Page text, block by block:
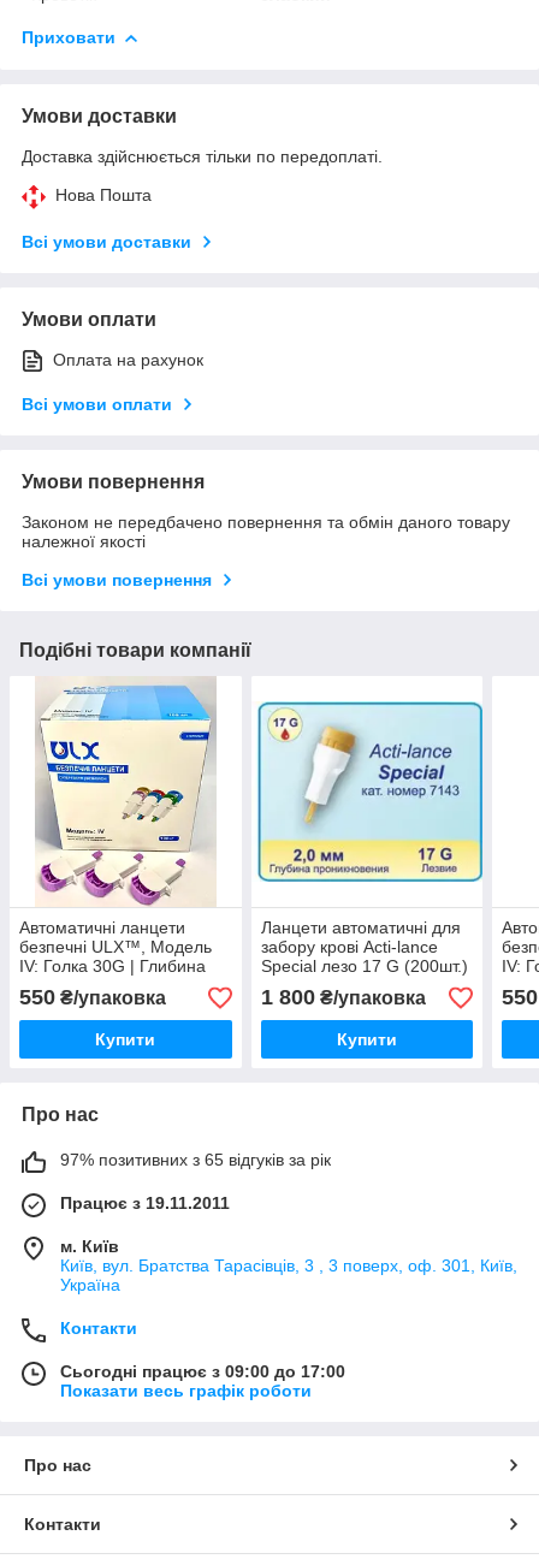
Приховати
Умови доставки
Доставка здійснюється тільки по передоплаті.
Нова Пошта
Всі умови доставки
Умови оплати
Оплата на рахунок
Всі умови оплати
Умови повернення
Законом не передбачено повернення та обмін даного товару
належної якості
Всі умови повернення
Подібні товари компанії
Автоматичні ланцети
безпечні ULX™, Модель
IV: Голка 30G | Глибина
1.5 мм | Мікро потік крові
(100 шт.)
550 ₴/упаковка
Купити
Ланцети автоматичні для
забору крові Acti-lance
Special лезо 17 G (200шт.)
1 800₴/упаковка
Купити
IV:
550
Про нас
97% позитивних з 65 відгуків за рік
Працює з 19.11.2011
м. Київ
Київ, вул. Братства Тарасівців, 3 , 3 поверх, оф. 301, Київ,
Україна
Контакти
Сьогодні працює з 09:00 до 17:00
Показати весь графік роботи
Про нас
Контакти